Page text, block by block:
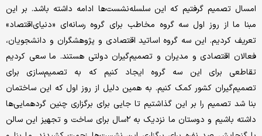
امسال تصمیم گرفتیم که این سلسله‌نشست‌ها ادامه داشته باشد. بر این
مبنا ما از روز اول سه گروه مخاطب برای گروه رسانه‌ای «دنیای‌اقتصاد»
تعریف کردیم. این سه گروه اساتید اقتصادی و پژوهشگران و دانشجویان،
فعالان اقتصادی و مدیران و تصمیم‌گیران دولتی هستند. ما سعی کردیم
تقاطعی برای این سه گروه ایجاد کنیم که به تصمیم‌سازی برای
تصمیم‌گیران کشور کمک کنیم. به همین دلیل از روز اول که این ساختمان
بنا شد تصمیم را بر این گذاشتیم تا جایی برای برگزاری چنین گردهمایی‌ها
داشته باشیم و دوستان ما نزدیک به ۲سال برای ساخت و تجهیز این سالن